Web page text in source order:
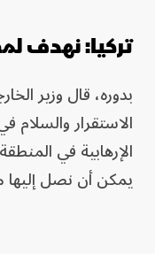
تركيا: نهدف
بدوره، قال وزير
الاستقرار
الإرهابية في
يمكن أن نصل إليها